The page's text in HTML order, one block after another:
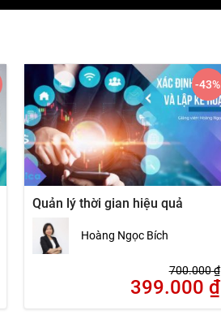
Quản lý thời gian hiệu quả
Hoàng Ngọc Bích
700.000₫
399.000 ₫
-43%